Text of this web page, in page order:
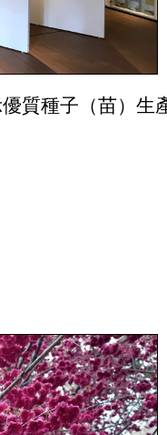
質種子（苗）生